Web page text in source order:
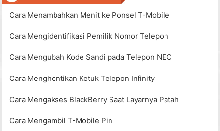
Cara Menambahkan Menit ke Ponsel T-Mobile
Cara Mengidentifikasi Pemilik Nomor Telepon
Cara Mengubah Kode Sandi pada Telepon NEC
Cara Menghentikan Ketuk Telepon Infinity
Cara Mengakses BlackBerry Saat Layarnya Patah
Cara Mengambil T-Mobile Pin